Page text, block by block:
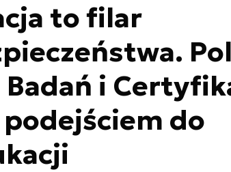
to filar
i
do